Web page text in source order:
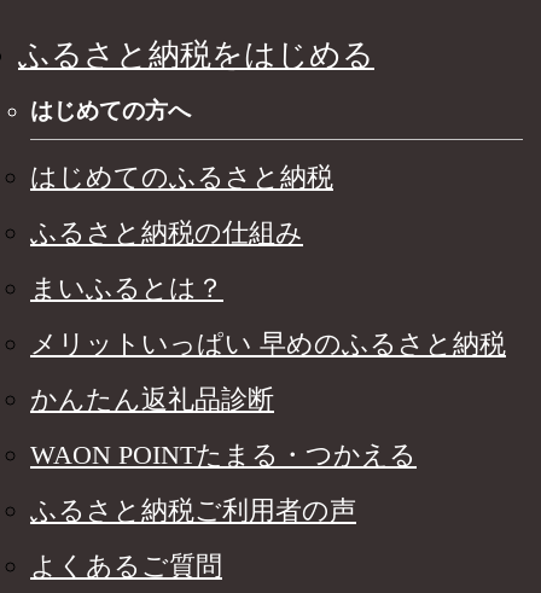
ふるさと納税をはじめる
はじめての方へ
はじめてのふるさと納税
ふるさと納税の仕組み
まいふるとは？
メリットいっぱい 早めのふるさと納税
かんたん返礼品診断
WAON POINTたまる・つかえる
ふるさと納税ご利用者の声
よくあるご質問